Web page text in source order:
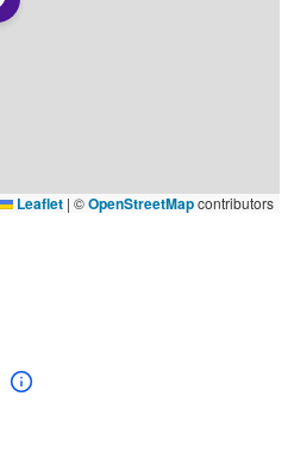
Leaflet | ©OpenStreetMapcontributors